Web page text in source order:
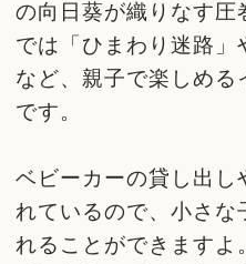
の向日葵が織りなす
では「ひまわり迷路」
など、親子で楽しめる
です。
ベビーカーの貸し出し
れているので、小さな
れることができますよ